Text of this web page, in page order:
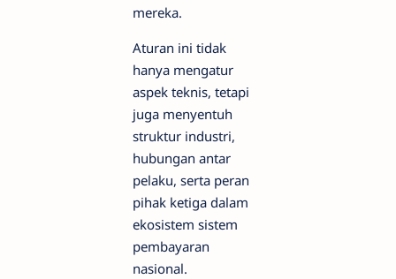
mereka.
Aturan ini tidak
hanya mengatur
aspek teknis, tetapi
juga menyentuh
struktur industri,
hubungan antar
pelaku, serta peran
pihak ketiga dalam
ekosistem sistem
pembayaran
nasional.